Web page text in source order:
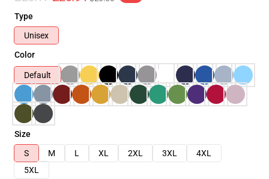
Type
Unisex
Color
Default
Size
S
M L XL 2XL 3XL
4XL
5XL